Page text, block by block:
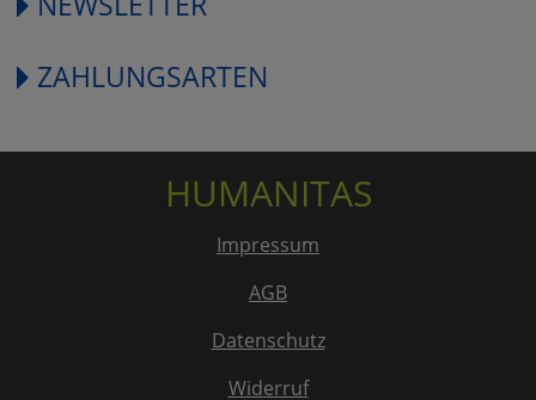
ZAHLUNGSARTEN
HUMANITAS
Impressum
AGB
Datenschutz
Widerruf